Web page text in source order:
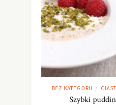
BEZ KATEGORII /
Szybki